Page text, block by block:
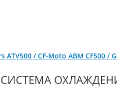
ATV500 / CF-Moto ABM CF500 /
СИСТЕМА ОХЛАЖДЕНИЯ